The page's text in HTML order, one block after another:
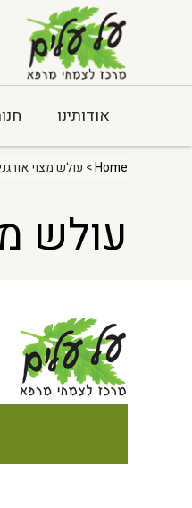
אודותינו
Home> עולש מצוי אורגני
עולש